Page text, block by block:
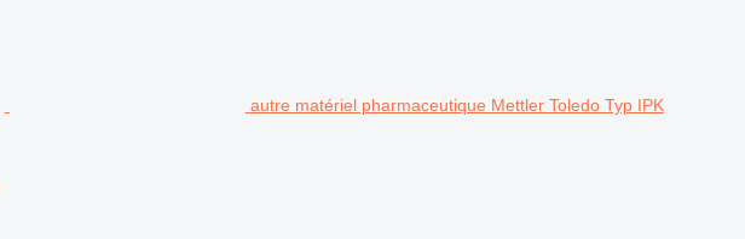
autre matériel pharmaceutique Mettler Toledo Typ IPK